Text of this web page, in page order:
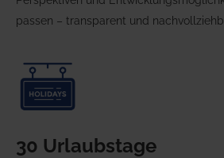
passen – transparent und
30 Urlaubstage